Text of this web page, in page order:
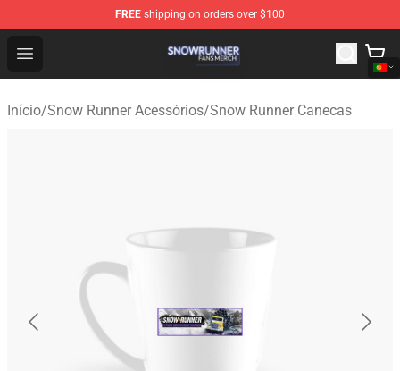
FREE shipping on orders over $100
Open menu
Snow Runner Shop - Official Snow Runner Merchandise
Início/Snow Runner Acessórios/Snow Runner Canecas